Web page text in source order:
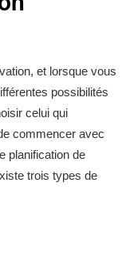
et lorsque vous
possibilités
celui qui
commencer avec
planification de
trois types de